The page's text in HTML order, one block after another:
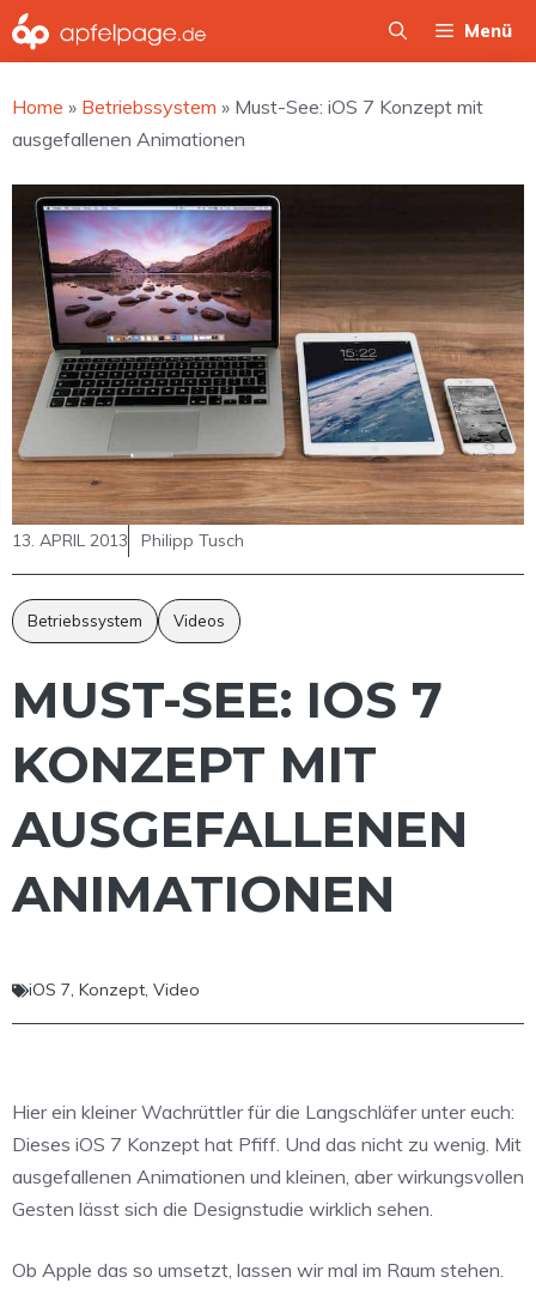
Zum
Inhalt
Menü
Home » Betriebssystem » Must-See: iOS 7 Konzept mit
ausgefallenen Animationen
13. APRIL 2013 Philipp Tusch
Betriebssystem Videos
MUST-SEE: IOS 7
KONZEPT MIT
AUSGEFALLENEN
ANIMATIONEN
iOS 7, Konzept, Video
Hier ein kleiner Wachrüttler für die Langschläfer unter euch:
Dieses iOS 7 Konzept hat Pfiff. Und das nicht zu wenig. Mit
ausgefallenen Animationen und kleinen, aber wirkungsvollen
Gesten lässt sich die Designstudie wirklich sehen.
Ob Apple das so umsetzt, lassen wir mal im Raum stehen.